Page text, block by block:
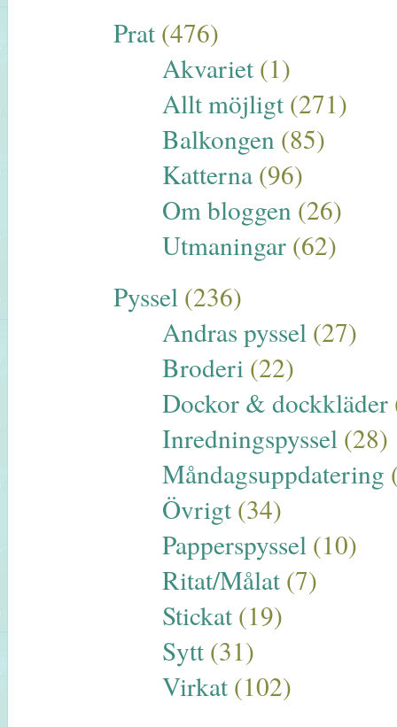
Prat(476)
Akvariet (1)
Allt möjligt (271)
Balkongen (85)
Katterna (96)
Om bloggen (26)
Utmaningar (62)
Pyssel(236)
Andras pyssel (27)
Broderi (22)
Dockor & dockkläder
Inredningspyssel (28)
Måndagsuppdatering
Övrigt (34)
Papperspyssel (10)
Ritat/Målat (7)
Stickat (19)
Sytt (31)
Virkat (102)